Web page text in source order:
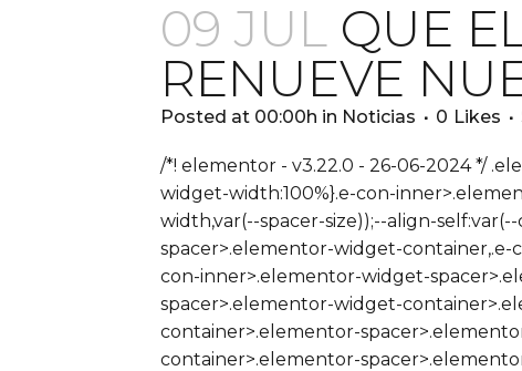
09 JUL QUE
RENUEVE
Posted at 00:00h in Noticias 0 Likes
/*! elementor - v3.22.0 - 26-06-2024 */
widget-width:100%}.e-con-
width,var(--spacer-size));--align-
spacer>.elementor-widget-
con-inner>.elementor-widget-
spacer>.elementor-widget-
container>.elementor-
container>.elementor-